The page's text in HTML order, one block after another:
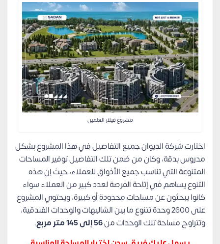
مشروع فيلار العلمين
اختارت شركة الديوان جميع التفاصيل في هذا المشروع بشكل
مدروس بدقة، وكان من ضمن تلك التفاصيل توفير المساحات
المتنوعة التي تناسب جميع الأذواق للعملاء، حيث إن هذه
التنوع يساهم في إتاحة الفرصة لعدد كبير من العملاء سواء
كانوا يبحثون عن مساحات محدودة أو كبيرة، ويحتوي المشروع
على 2600 وحدة تتنوع ما بين الشاليهات والوحدات الفندقية،
وتتراوح مساحة تلك الوحدات من
.